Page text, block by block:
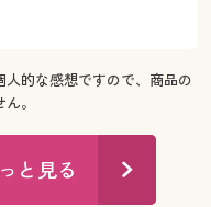
的な感想ですので、商品の
。
と見る